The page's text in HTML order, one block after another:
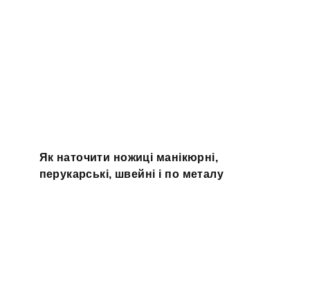
Як наточити ножиці манікюрні,
перукарські, швейні і по металу